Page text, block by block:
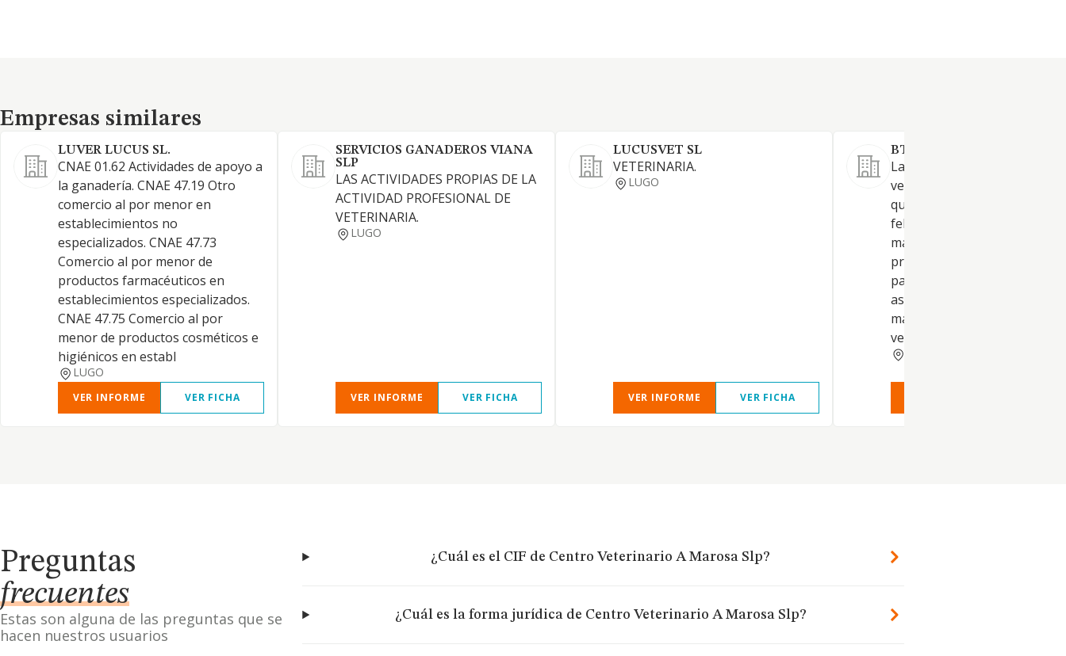
Empresas similares
Empresas similares
LUVER LUCUS SL.
CNAE 01.62 Actividades de apoyo a
la ganadería. CNAE 47.19 Otro
comercio al por menor en
establecimientos no
especializados. CNAE 47.73
Comercio al por menor de
productos farmacéuticos en
establecimientos especializados.
CNAE 47.75 Comercio al por
menor de productos cosméticos e
higiénicos en establ
LUGO
VER INFORME VER FICHA
SERVICIOS GANADEROS VIANA
SLP
LAS ACTIVIDADES PROPIAS DE LA
ACTIVIDAD PROFESIONAL DE
VETERINARIA.
LUGO
VER INFORME VER FICHA
LUCUSVET SL
VETERINARIA.
LUGO
VER INFORME VER FICHA
BTXVETERINARIA SL.
La explotación de una clínica
veterinaria, con atención
quirúrgica, la formación
felina y de cualesquiera otras
mascotas, venta de artículos,
productos, accesorios y
para animales y peluquería
así como de alojamiento para
mascotas. (CNAE 7500
veterinarias)
Preguntas
frecuentes
Estas son alguna de las preguntas que se
hacen nuestros usuarios
¿Cuál es el CIF de Centro Veterinario A Marosa Slp?
¿Cuál es la forma jurídica de Centro Veterinario A Marosa Slp?